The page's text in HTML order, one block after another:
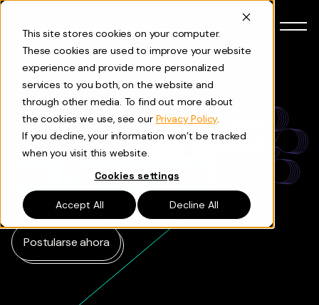
This site stores cookies on your computer.
These cookies are used to improve your website
experience and provide more personalized
services to you both, on the website and
through other media. To find out more about
the cookies we use, see our Privacy Policy.
If you decline, your information won’t be tracked
when you visit this website.
Cookies settings
Accept All Decline All
English
Convertirse en un
RECOMPENSAS
Embajador
de Rootstock
Postularse ahora